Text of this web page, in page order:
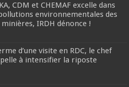
CDM et CHEMAF excelle dans
environnementales des
IRDH dénonce !
d’une visite en RDC, le chef
à intensifier la riposte